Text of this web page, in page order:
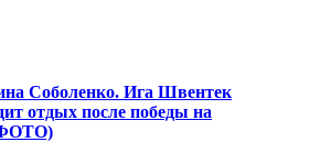
Соболенко. Ига Швентек
отдых после победы на